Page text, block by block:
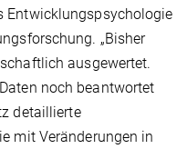
Entwicklungspsychologie
„Bisher
ausgewertet.
noch beantwortet
detaillierte
mit Veränderungen in